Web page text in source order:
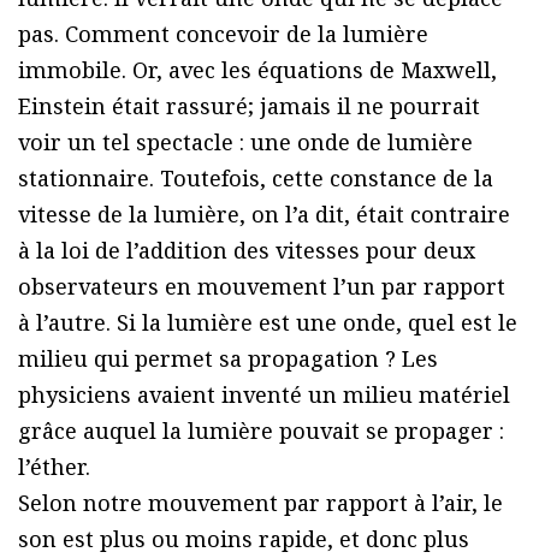
pas. Comment concevoir de la lumière
immobile. Or, avec les équations de Maxwell,
Einstein était rassuré; jamais il ne pourrait
voir un tel spectacle : une onde de lumière
stationnaire. Toutefois, cette constance de la
vitesse de la lumière, on l’a dit, était contraire
à la loi de l’addition des vitesses pour deux
observateurs en mouvement l’un par rapport
à l’autre. Si la lumière est une onde, quel est le
milieu qui permet sa propagation ? Les
physiciens avaient inventé un milieu matériel
grâce auquel la lumière pouvait se propager :
l’éther.
Selon notre mouvement par rapport à l’air, le
son est plus ou moins rapide, et donc plus